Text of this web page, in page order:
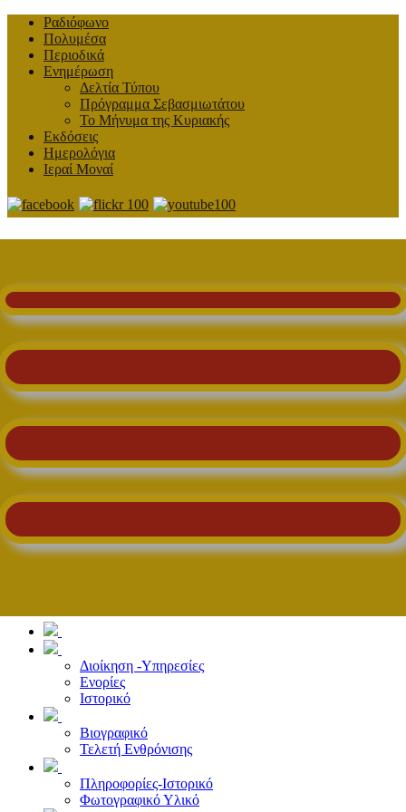
Ραδιόφωνο
Πολυμέσα
Περιοδικά
Ενημέρωση
Δελτία Τύπου
Πρόγραμμα Σεβασμιωτάτου
Το Μήνυμα της Κυριακής
Εκδόσεις
Ημερολόγια
Ιεραί Μοναί
Διοίκηση -Υπηρεσίες
Ενορίες
Ιστορικό
Βιογραφικό
Τελετή Ενθρόνισης
Πληροφορίες-Ιστορικό
Φωτογραφικό Υλικό